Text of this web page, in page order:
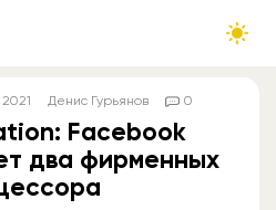
Денис Гурьянов 0
Facebook
два фирменных